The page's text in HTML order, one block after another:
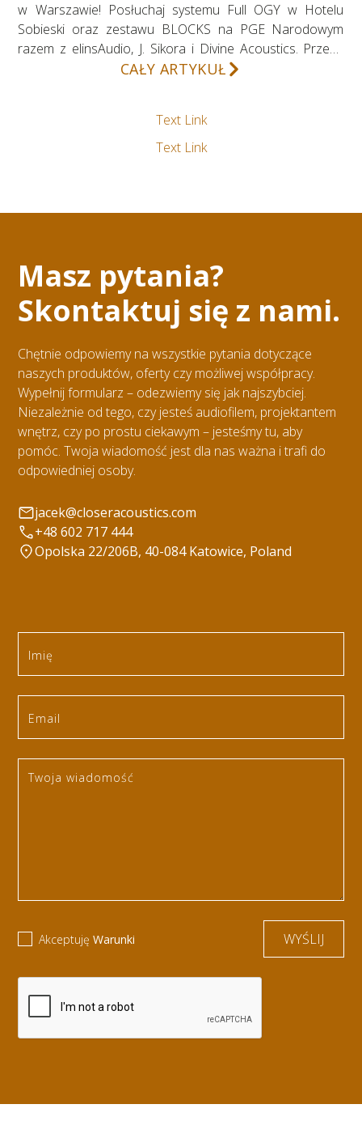
w Warszawie! Posłuchaj systemu Full OGY w Hotelu
Sobieski oraz zestawu BLOCKS na PGE Narodowym
razem z elinsAudio, J. Sikora i Divine Acoustics. Przeżyj
muzykę w najczystszej postaci na żywo!
CAŁY ARTYKUŁ
Text Link
Text Link
Masz pytania?
Skontaktuj się z nami.
Chętnie odpowiemy na wszystkie pytania dotyczące
naszych produktów, oferty czy możliwej współpracy.
Wypełnij formularz – odezwiemy się jak najszybciej.
Niezależnie od tego, czy jesteś audiofilem, projektantem
wnętrz, czy po prostu ciekawym – jesteśmy tu, aby
pomóc. Twoja wiadomość jest dla nas ważna i trafi do
odpowiedniej osoby.
jacek@closeracoustics.com
+48 602 717 444
Opolska 22/206B, 40-084 Katowice, Poland
AkceptujęWarunki